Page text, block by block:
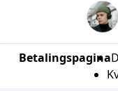
Betalingspagina